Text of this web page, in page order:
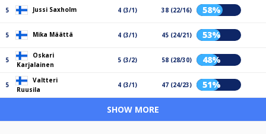
5 Jussi Saxholm 4 (3/1) 38 (22/16) 58%
5 Mika Määttä 4 (3/1) 45 (24/21) 53%
5
Oskari
Karjalainen
5 (3/2) 58 (28/30) 48%
5
Valtteri
Ruusila
4 (3/1) 47 (24/23) 51%
SHOW MORE